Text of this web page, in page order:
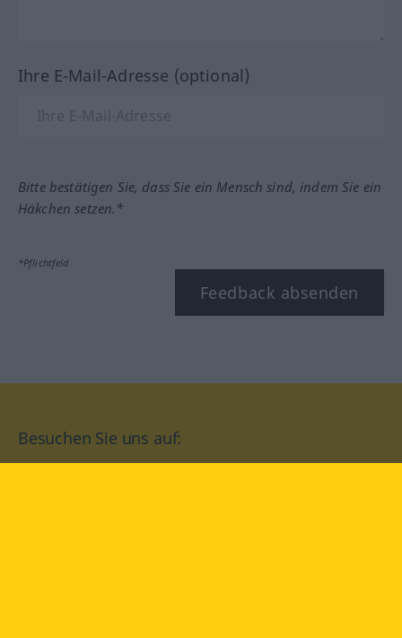
Ihre E-Mail-Adresse (optional)
Bitte bestätigen Sie, dass Sie ein Mensch sind, indem Sie ein
Häkchen setzen.*
*Pflichtfeld
Feedback absenden
Besuchen Sie uns auf: